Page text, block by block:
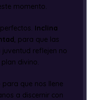
momento.
Inclina
, para que las
reflejen no
divino.
que nos llene
a discernir con